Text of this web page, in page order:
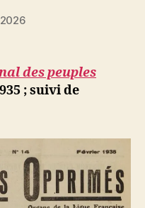
de
N
ji
b
des peuples
; suivi de